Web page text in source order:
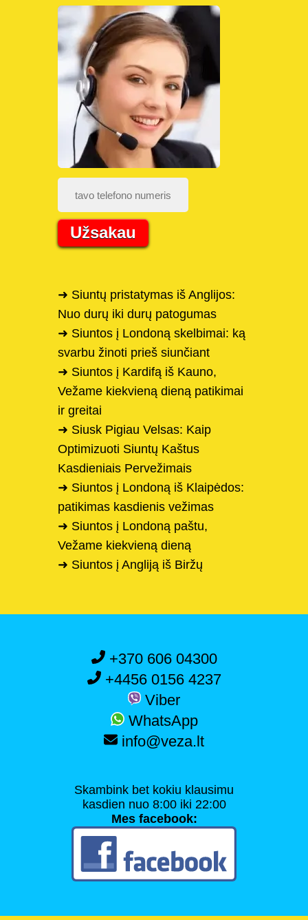
Užsakau
➜ Siuntų pristatymas iš Anglijos:
Nuo durų iki durų patogumas
➜ Siuntos į Londoną skelbimai: ką
svarbu žinoti prieš siunčiant
➜ Siuntos į Kardifą iš Kauno,
Vežame kiekvieną dieną patikimai
ir greitai
➜ Siusk Pigiau Velsas: Kaip
Optimizuoti Siuntų Kaštus
Kasdieniais Pervežimais
➜ Siuntos į Londoną iš Klaipėdos:
patikimas kasdienis vežimas
➜ Siuntos į Londoną paštu,
Vežame kiekvieną dieną
➜ Siuntos į Angliją iš Biržų
+370 606 04300
+4456 0156 4237
Viber
WhatsApp
info@veza.lt
Skambink bet kokiu klausimu
kasdien nuo 8:00 iki 22:00
Mes facebook: